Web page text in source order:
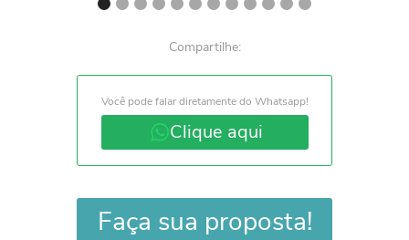
Compartilhe:
Você pode falar diretamente do Whatsapp!
Clique aqui
Faça sua proposta!